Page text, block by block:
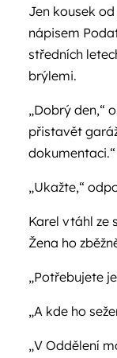
Jen kousek
nápisem
středních
brýlemi.
„Dobrý den,“
přistavět
dokumentaci.“
„Ukažte,“
Karel vtáhl ze
Žena ho
„Potřebujete
„A kde ho
„V Oddělení